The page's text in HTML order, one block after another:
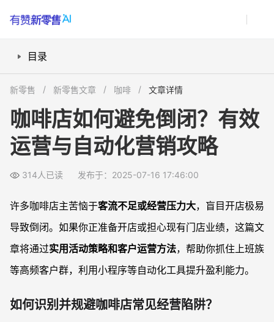
目录
哪些活动策划方法能有效提升复购率？
如何利用外卖和配送拓展营业额？
常见问题
咖啡店倒闭最常见的原因有哪些？
新零售 新零售文章 咖啡 文章详情
咖啡店如何避免倒闭？有效
运营与自动化营销攻略
314人已读 发布于：2025-07-16 17:46:00
许多咖啡店主苦恼于客流不足或经营压力大，盲目开店极易
导致倒闭。如果你正准备开店或担心现有门店业绩，这篇文
章将通过实用活动策略和客户运营方法，帮助你抓住上班族
等高频客户群，利用小程序等自动化工具提升盈利能力。
如何识别并规避咖啡店常见经营陷阱？